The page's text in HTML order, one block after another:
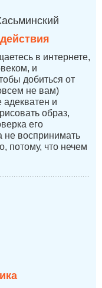
в интернете,
и
добиться от
не вам)
и
образ,
его
не воспринимать
потому, что нечем